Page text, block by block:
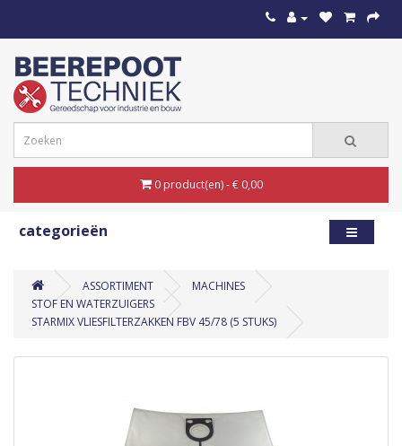
0 product(en) - € 0,00
categorieën
ASSORTIMENT
MACHINES
STOF EN WATERZUIGERS
STARMIX VLIESFILTERZAKKEN FBV 45/78 (5 STUKS)